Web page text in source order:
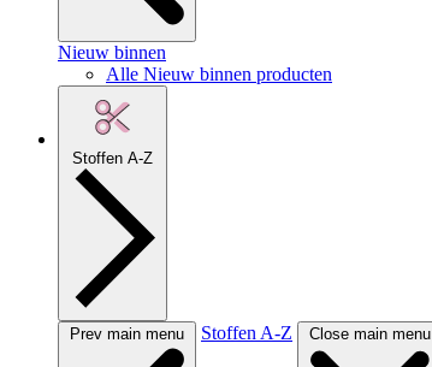
Nieuw binnen
Alle Nieuw binnen producten
Stoffen A-Z
Prev main menu Stoffen A-Z Close main menu